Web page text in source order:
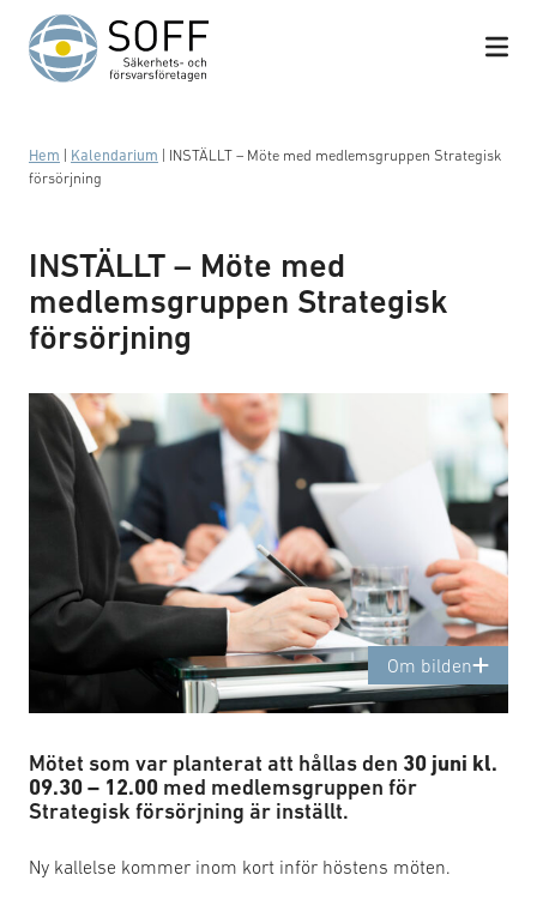
Hoppa till innehåll
Hem Kalendarium
INSTÄLLT – Möte med medlemsgruppen Strategisk
försörjning
INSTÄLLT – Möte med
medlemsgruppen Strategisk
försörjning
Om bilden
Business meeting with work on contract
Mötet som var planterat att hållas den 30 juni kl.
09.30 – 12.00 med medlemsgruppen för
Strategisk försörjning är inställt.
Ny kallelse kommer inom kort inför höstens möten.